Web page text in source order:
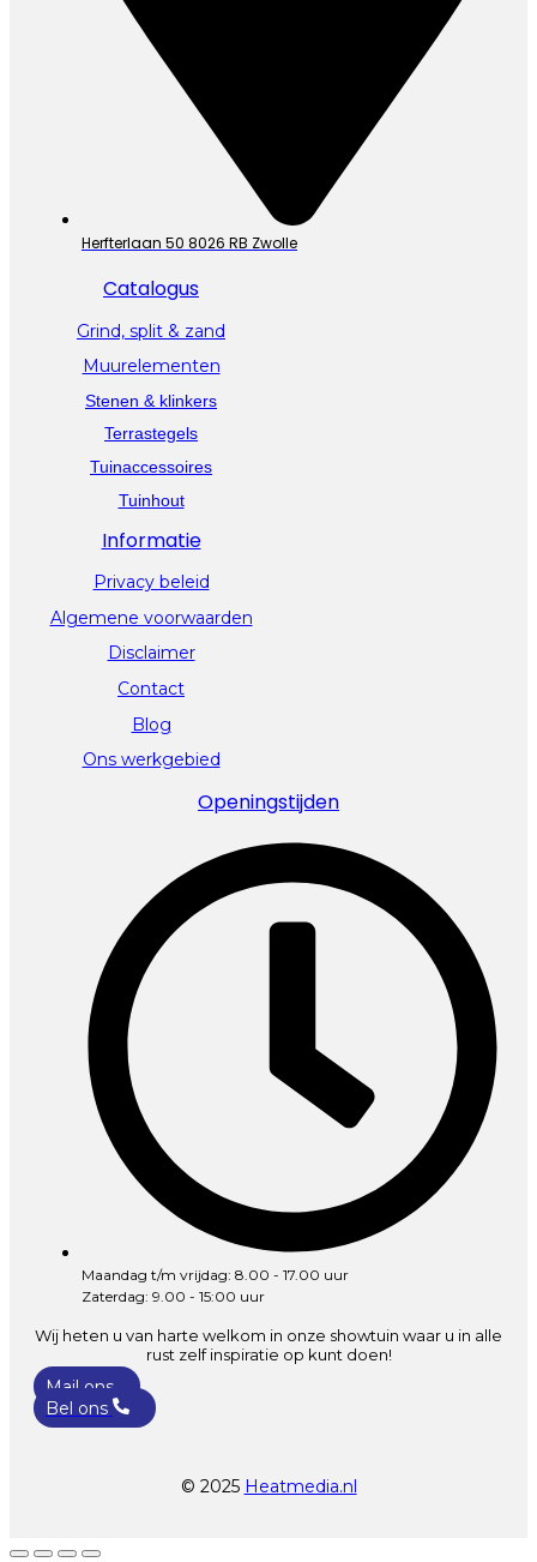
Herfterlaan 50 8026 RB Zwolle
Catalogus
Grind, split & zand
Muurelementen
Stenen & klinkers
Terrastegels
Tuinaccessoires
Tuinhout
Informatie
Privacy beleid
Algemene voorwaarden
Disclaimer
Contact
Blog
Ons werkgebied
Openingstijden
Maandag t/m vrijdag: 8.00 - 17.00 uur
Zaterdag: 9.00 - 15:00 uur
Wij heten u van harte welkom in onze showtuin waar u in alle
rust zelf inspiratie op kunt doen!
Mail ons
Bel ons
© 2025 Heatmedia.nl